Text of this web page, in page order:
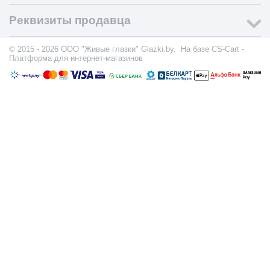
Реквизиты продавца
© 2015 - 2026 ООО "Живые глазки" Glazki.by. На базе CS-Cart -
Платформа для интернет-магазинов